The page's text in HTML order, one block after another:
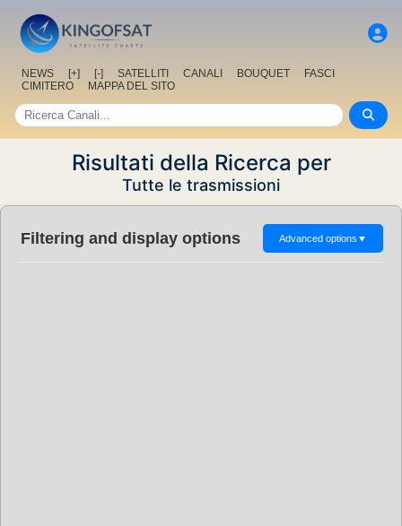
NEWS [+] [-] SATELLITI CANALI BOUQUET
FASCI
CIMITERO
MAPPA DEL SITO
Risultati della Ricerca per
Tutte le trasmissioni
Filtering and display options Advanced options ▼